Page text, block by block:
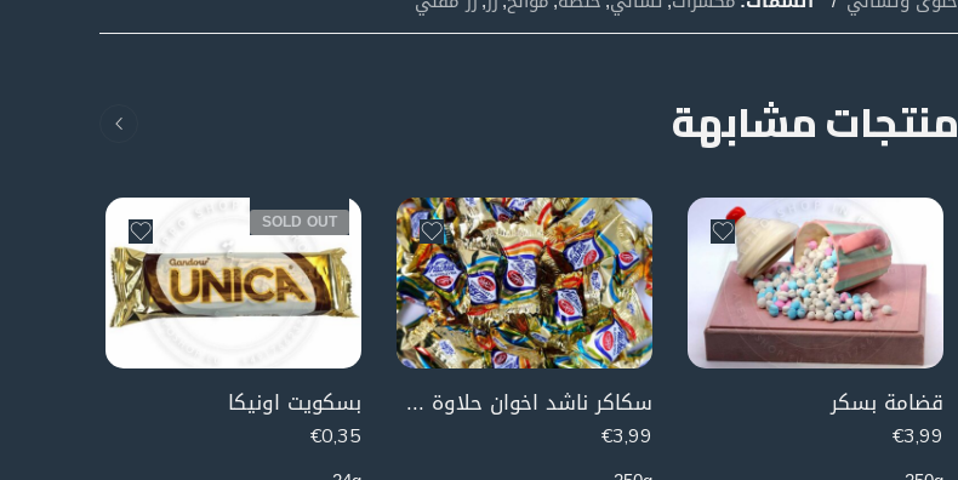
منتجات مشابهة
قضامة بسكر
€3,99
سكاكر ناشد اخوان حلاوة طحينية
€3,99
SOLD OUT
بسكويت اونيكا
€0,35